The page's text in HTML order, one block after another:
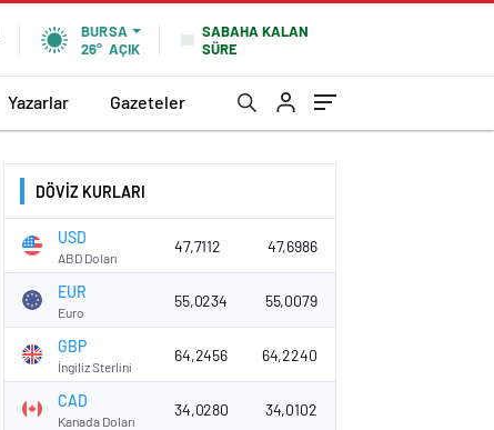
BURSA
26° AÇIK
SABAHA KALAN
SÜRE
Yazarlar Gazeteler
DÖVİZ KURLARI
USD
ABD Doları
47,7112 47,6986
EUR
Euro
55,0234 55,0079
GBP
İngiliz Sterlini
64,2456 64,2240
CAD
Kanada Doları
34,0280 34,0102